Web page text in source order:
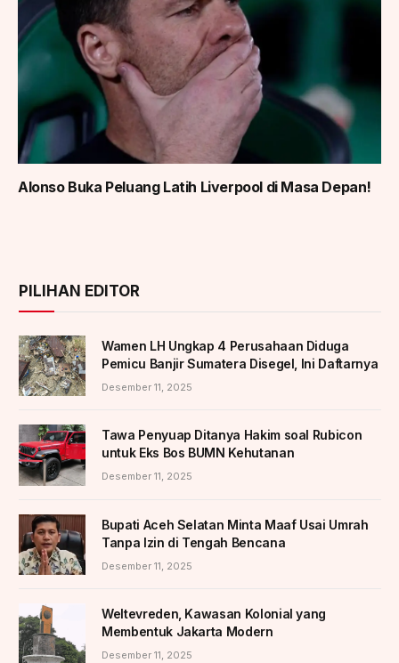
Alonso Buka Peluang Latih Liverpool di Masa Depan!
PILIHAN EDITOR
Wamen LH Ungkap 4 Perusahaan Diduga
Pemicu Banjir Sumatera Disegel, Ini Daftarnya
Desember 11, 2025
Tawa Penyuap Ditanya Hakim soal Rubicon
untuk Eks Bos BUMN Kehutanan
Desember 11, 2025
Bupati Aceh Selatan Minta Maaf Usai Umrah
Tanpa Izin di Tengah Bencana
Desember 11, 2025
Weltevreden, Kawasan Kolonial yang
Membentuk Jakarta Modern
Desember 11, 2025